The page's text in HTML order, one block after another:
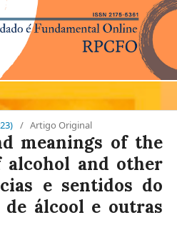
/ Artigo Original
meanings of the
and other
e sentidos do
álcool e outras